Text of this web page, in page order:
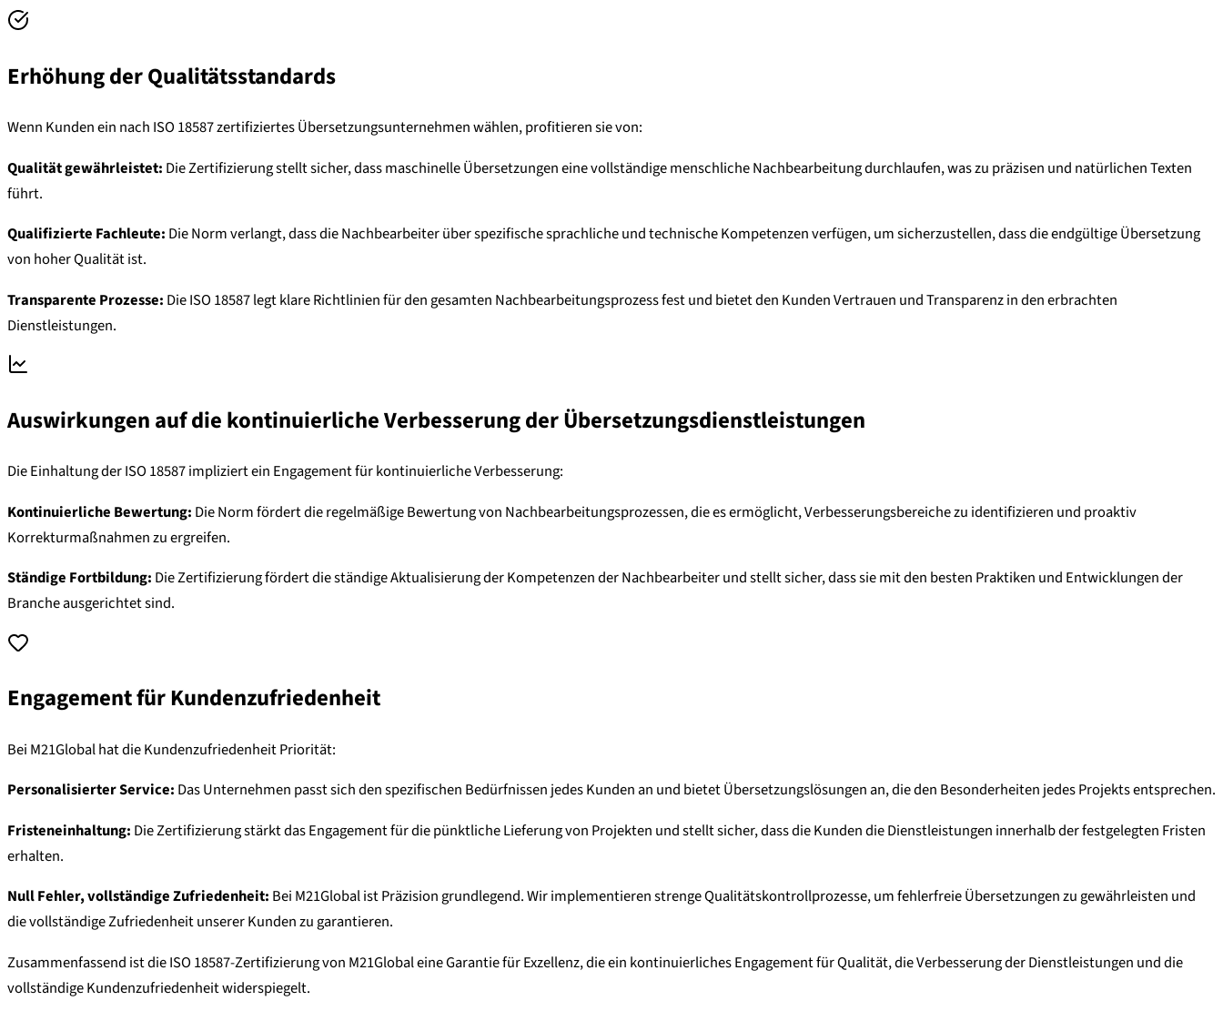
Erhöhung der Qualitätsstandards
Wenn Kunden ein nach ISO 18587 zertifiziertes Übersetzungsunternehmen wählen, profitieren sie von:
Qualität gewährleistet: Die Zertifizierung stellt sicher, dass maschinelle Übersetzungen eine vollständige menschliche Nachbearbeitung durchlaufen, was zu präzisen und natürlichen Texten
führt.
Qualifizierte Fachleute: Die Norm verlangt, dass die Nachbearbeiter über spezifische sprachliche und technische Kompetenzen verfügen, um sicherzustellen, dass die endgültige Übersetzung
von hoher Qualität ist.
Transparente Prozesse: Die ISO 18587 legt klare Richtlinien für den gesamten Nachbearbeitungsprozess fest und bietet den Kunden Vertrauen und Transparenz in den erbrachten
Dienstleistungen.
Auswirkungen auf die kontinuierliche Verbesserung der Übersetzungsdienstleistungen
Die Einhaltung der ISO 18587 impliziert ein Engagement für kontinuierliche Verbesserung:
Kontinuierliche Bewertung: Die Norm fördert die regelmäßige Bewertung von Nachbearbeitungsprozessen, die es ermöglicht, Verbesserungsbereiche zu identifizieren und proaktiv
Korrekturmaßnahmen zu ergreifen.
Ständige Fortbildung: Die Zertifizierung fördert die ständige Aktualisierung der Kompetenzen der Nachbearbeiter und stellt sicher, dass sie mit den besten Praktiken und Entwicklungen der
Branche ausgerichtet sind.
Engagement für Kundenzufriedenheit
Bei M21Global hat die Kundenzufriedenheit Priorität:
Personalisierter Service: Das Unternehmen passt sich den spezifischen Bedürfnissen jedes Kunden an und bietet Übersetzungslösungen an, die den Besonderheiten jedes Projekts entsprechen.
Fristeneinhaltung: Die Zertifizierung stärkt das Engagement für die pünktliche Lieferung von Projekten und stellt sicher, dass die Kunden die Dienstleistungen innerhalb der festgelegten Fristen
erhalten.
Null Fehler, vollständige Zufriedenheit: Bei M21Global ist Präzision grundlegend. Wir implementieren strenge Qualitätskontrollprozesse, um fehlerfreie Übersetzungen zu gewährleisten und
die vollständige Zufriedenheit unserer Kunden zu garantieren.
Zusammenfassend ist die ISO 18587-Zertifizierung von M21Global eine Garantie für Exzellenz, die ein kontinuierliches Engagement für Qualität, die Verbesserung der Dienstleistungen und die
vollständige Kundenzufriedenheit widerspiegelt.